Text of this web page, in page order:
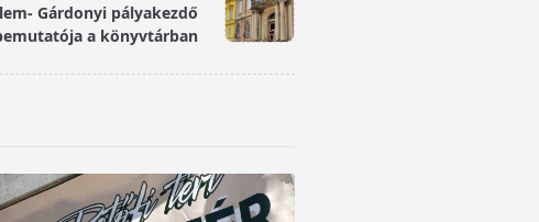
Gárdonyi pályakezdő
a könyvtárban